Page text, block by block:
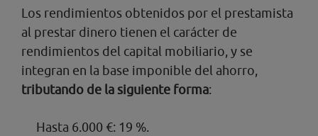
Los rendimientos obtenidos por el prestamista
al prestar dinero tienen el carácter de
rendimientos del capital mobiliario, y se
integran en la base imponible del ahorro,
tributando de la siguiente forma:
Hasta 6.000 €: 19 %.